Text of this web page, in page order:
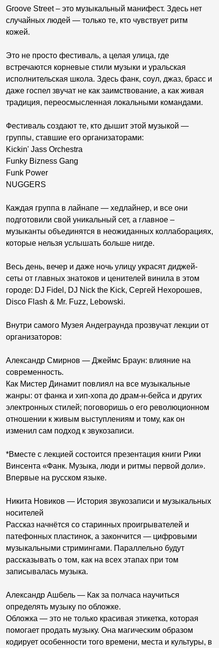
Groove Street – это музыкальный манифест. Здесь нет
случайных людей — только те, кто чувствует ритм
кожей.
Это не просто фестиваль, а целая улица, где
встречаются корневые стили музыки и уральская
исполнительская школа. Здесь фанк, соул, джаз, брасс и
даже госпел звучат не как заимствование, а как живая
традиция, переосмысленная локальными командами.
Фестиваль создают те, кто дышит этой музыкой —
группы, ставшие его организаторами:
Kickin' Jass Orchestra
Funky Bizness Gang
Funk Power
NUGGERS
Каждая группа в лайнапе — хедлайнер, и все они
подготовили свой уникальный сет, а главное –
музыканты объединятся в неожиданных коллаборациях,
которые нельзя услышать больше нигде.
Весь день, вечер и даже ночь улицу украсят диджей-
сеты от главных знатоков и ценителей винила в этом
городе: DJ Fidel, DJ Nick the Kick, Сергей Нехорошев,
Disco Flash & Mr. Fuzz, Lebowski.
Внутри самого Музея Андеграунда прозвучат лекции от
организаторов:
Александр Смирнов — Джеймс Браун: влияние на
современность.
Как Мистер Динамит повлиял на все музыкальные
жанры: от фанка и хип-хопа до драм-н-бейса и других
электронных стилей; поговоришь о его революционном
отношении к живым выступлениям и тому, как он
изменил сам подход к звукозаписи.
*Вместе с лекцией состоится презентация книги Рики
Винсента «Фанк. Музыка, люди и ритмы первой доли».
Впервые на русском языке.
Никита Новиков — История звукозаписи и музыкальных
носителей
Рассказ начнётся со старинных проигрывателей и
патефонных пластинок, а закончится — цифровыми
музыкальными стримингами. Параллельно будут
рассказывать о том, как на всех этапах при том
записывалась музыка.
Александр Ашбель — Как за полчаса научиться
определять музыку по обложке.
Обложка — это не только красивая этикетка, которая
помогает продать музыку. Она магическим образом
кодирует особенности того времени, места и культуры, в